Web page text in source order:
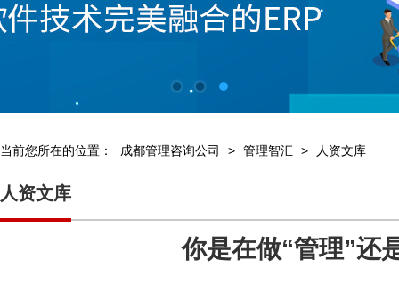
当前您所在的位置： 成都管理咨询公司 > 管理智汇 > 人资文库
人资文库
你是在做“管理”还